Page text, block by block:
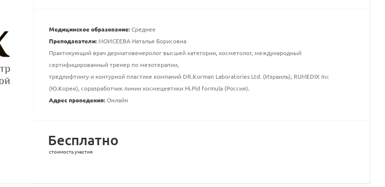
Медицинское образование:Среднее
Преподаватели:МОИСЕЕВА Наталья Борисовна
Практикующий врач дерматовенеролог высшей категории, косметолог, международный
сертифицированный тренер по мезотерапии,
тредлифтингу и контурной пластике компаний DR.Korman Laboratories Ltd. (Израиль), RUMEDIX Inc
(Ю.Корея), соразработчик линии космецевтики Hi.Pid formula (Россия).
Адрес проведения:Онлайн
Бесплатно
стоимость участия